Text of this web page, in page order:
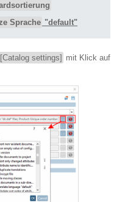
Sprache "default"
settings]
mit Klick auf